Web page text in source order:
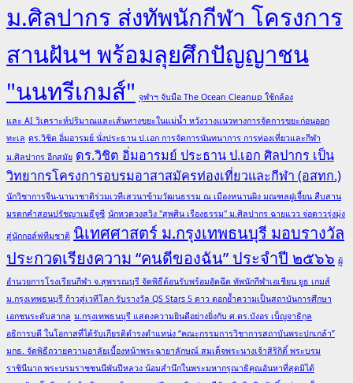
ม.ศิลปากร ส่งทัพนักกีฬา โครงการ
สานฝันฯ พร้อมลุยศึกปัญญาชน
"นนทรีเกมส์" จุฬาฯ จับมือ The Ocean Cleanup ใช้กล้อง
และ AI วิเคราะห์ปริมาณและเส้นทางขยะในแม่น้ำ หวังวางแนวทางการจัดการขยะก่อนออก
ทะเล ดร.วิชิต อิ่มอารมย์ นั่งประธาน ป.เอก การจัดการนันทนาการ การท่องเที่ยวและกีฬา
ม.ศิลปากร อีกสมัย ดร.วิชิต อิ่มอารมย์ ประธาน ป.เอก ศิลปากร เป็น
วิทยากรโครงการอบรมอาสาสมัครท่องเที่ยวและกีฬา (อสทก.)
นักวิชาการจีน-นานาชาติร่วมเวทีเสวนาข้ามวัฒนธรรม ณ เมืองหนานผิง มณฑลฝูเจี้ยน สืบสาน
มรดกคำสอนปรัชญาเมธีจูซี นักหวดวงสวิง "สุพศิน เรืองธรรม" ม.ศิลปากร ฉายแวว จ่อดาวรุ่งมุ่ง
สู่นักกอล์ฟทีมชาติ นิเทศศาสตร์ ม.กรุงเทพธนบุรี มอบรางวัล
ประกวดเรียงความ “คนดีของฉัน” ประจำปี ๒๕๖๖ ผู้
อำนวยการโรงเรียนกีฬา จ.สุพรรณบุรี จัดพิธีต้อนรับพร้อมอัดฉีด ทัพนักกีฬาเอเชียน ยูธ เกมส์
ม.กรุงเทพธนบุรี ก้าวสู่เวทีโลก รับรางวัล QS Stars 5 ดาว ตอกย้ำความเป็นสถาบันการศึกษา
เอกชนระดับสากล ม.กรุงเทพธนบุรี แสดงความยินดีอย่างยิ่งกับ ศ.ดร.บังอร เบ็ญจาธิกุล
อธิการบดี ในโอกาสที่ได้รับเกียรติดำรงตำแหน่ง “คณะกรรมการวิชาการสถาบันพระปกเกล้า”
มกธ. จัดพิธีถวายความอาลัยเบื้องหน้าพระฉายาลักษณ์ สมเด็จพระนางเจ้าสิริกิติ์ พระบรม
ราชินีนาถ พระบรมราชชนนีพันปีหลวง น้อมสำนึกในพระมหากรุณาธิคุณอันหาที่สุดมิได้